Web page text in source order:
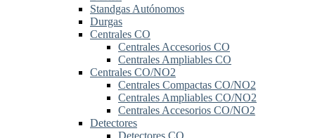
Standgas Autónomos
Durgas
Centrales CO
Centrales Accesorios CO
Centrales Ampliables CO
Centrales CO/NO2
Centrales Compactas CO/NO2
Centrales Ampliables CO/NO2
Centrales Accesorios CO/NO2
Detectores
Detectores CO